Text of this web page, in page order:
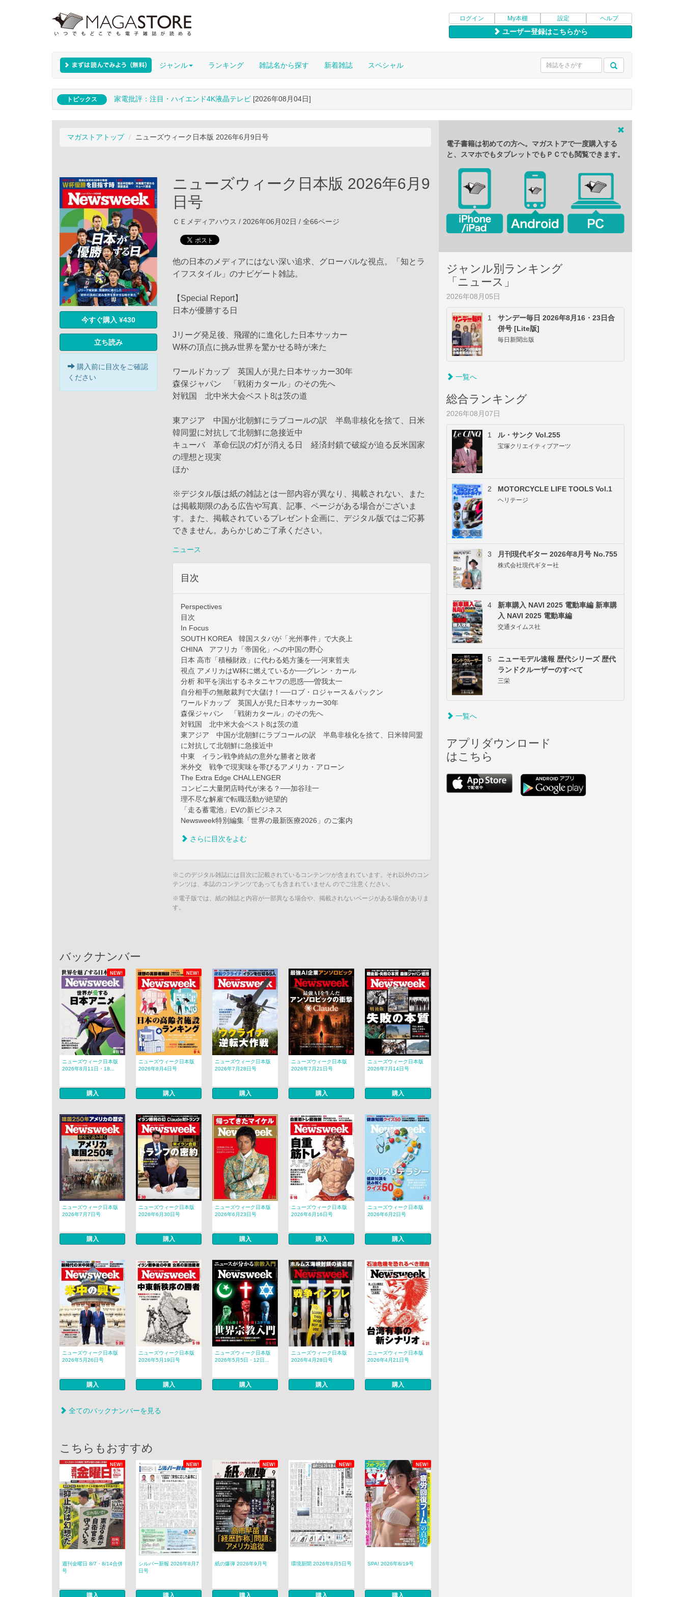
ログイン My本棚 設定 ヘルプ
ユーザー登録はこちらから
ジャンル ランキング 雑誌名から探す 新着雑誌 スペシャル
トピックス 家電批評：注目・ハイエンド4K液晶テレビ [2026年08月04日]
マガストアトップ ニューズウィーク日本版 2026年6月9日号
今すぐ購入 ¥430
立ち読み
購入前に目次をご確認
ください
ニューズウィーク日本版 2026年6月9
日号
ＣＥメディアハウス / 2026年06月02日 / 全66ページ
他の日本のメディアにはない深い追求、グローバルな視点。「知とラ
イフスタイル」のナビゲート雑誌。
【Special Report】
日本が優勝する日
Jリーグ発足後、飛躍的に進化した日本サッカー
W杯の頂点に挑み世界を驚かせる時が来た
ワールドカップ 英国人が見た日本サッカー30年
森保ジャパン 「戦術カタール」のその先へ
対戦国 北中米大会ベスト8は茨の道
東アジア 中国が北朝鮮にラブコールの訳 半島非核化を捨て、日米
韓同盟に対抗して北朝鮮に急接近中
キューバ 革命伝説の灯が消える日 経済封鎖で破綻が迫る反米国家
の理想と現実
ほか
※デジタル版は紙の雑誌とは一部内容が異なり、掲載されない、また
は掲載期限のある広告や写真、記事、ページがある場合がございま
す。また、掲載されているプレゼント企画に、デジタル版ではご応募
できません。あらかじめご了承ください。
ニュース
目次
Perspectives
目次
In Focus
SOUTH KOREA 韓国スタバが「光州事件」で大炎上
CHINA アフリカ「帝国化」への中国の野心
日本 高市「積極財政」に代わる処方箋を──河東哲夫
視点 アメリカはW杯に燃えているか──グレン・カール
分析 和平を演出するネタニヤフの思惑──曽我太一
自分相手の無敵裁判で大儲け！──ロブ・ロジャース＆パックン
ワールドカップ 英国人が見た日本サッカー30年
森保ジャパン 「戦術カタール」のその先へ
対戦国 北中米大会ベスト8は茨の道
東アジア 中国が北朝鮮にラブコールの訳 半島非核化を捨て、日米韓同盟
に対抗して北朝鮮に急接近中
中東 イラン戦争終結の意外な勝者と敗者
米外交 戦争で現実味を帯びるアメリカ・アローン
The Extra Edge CHALLENGER
コンビニ大量閉店時代が来る？──加谷珪一
理不尽な解雇で転職活動が絶望的
「走る蓄電池」EVの新ビジネス
Newsweek特別編集「世界の最新医療2026」のご案内
さらに目次をよむ
※このデジタル雑誌には目次に記載されているコンテンツが含まれています。それ以外のコン
テンツは、本誌のコンテンツであっても含まれていません のでご注意ください。
※電子版では、紙の雑誌と内容が一部異なる場合や、掲載されないページがある場合がありま
す。
バックナンバー
NEW! NEW!
ニューズウィーク日本版
2026年8月11日・18...
購入
ニューズウィーク日本版
2026年8月4日号
購入
ニューズウィーク日本版
2026年7月28日号
購入
ニューズウィーク日本版
2026年7月21日号
購入
ニューズウィーク日本版
2026年7月14日号
購入
ニューズウィーク日本版
2026年7月7日号
購入
ニューズウィーク日本版
2026年6月30日号
購入
ニューズウィーク日本版
2026年6月23日号
購入
ニューズウィーク日本版
2026年6月16日号
購入
ニューズウィーク日本版
2026年6月2日号
購入
ニューズウィーク日本版
2026年5月26日号
購入
ニューズウィーク日本版
2026年5月19日号
購入
ニューズウィーク日本版
2026年5月5日・12日...
購入
ニューズウィーク日本版
2026年4月28日号
購入
ニューズウィーク日本版
2026年4月21日号
購入
全てのバックナンバーを見る
こちらもおすすめ
NEW! NEW! NEW! NEW! NEW!
週刊金曜日 8/7・8/14合併
号
購入
シルバー新報 2026年8月7
日号
購入
紙の爆弾 2026年9月号
購入
環境新聞 2026年8月5日号
購入
SPA! 2026年8/19号
購入
電子書籍は初めての方へ。マガストアで一度購入する
と、スマホでもタブレットでもＰＣでも閲覧できます。
ジャンル別ランキング
「ニュース」
2026年08月05日
1
サンデー毎日 2026年8月16・23日合
併号 [Lite版]
毎日新聞出版
一覧へ
総合ランキング
2026年08月07日
1 ル・サンク Vol.255
宝塚クリエイティブアーツ
2 MOTORCYCLE LIFE TOOLS Vol.1
ヘリテージ
3 月刊現代ギター 2026年8月号 No.755
株式会社現代ギター社
4
新車購入 NAVI 2025 電動車編 新車購
入 NAVI 2025 電動車編
交通タイムス社
5
ニューモデル速報 歴代シリーズ 歴代
ランドクルーザーのすべて
三栄
一覧へ
アプリダウンロード
はこちら